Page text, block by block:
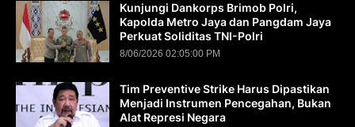
Kunjungi Dankorps Brimob Polri,
Kapolda Metro Jaya dan Pangdam Jaya
Perkuat Soliditas TNI-Polri
8/06/2026 02:05:00 PM
Tim Preventive Strike Harus Dipastikan
Menjadi Instrumen Pencegahan, Bukan
Alat Represi Negara